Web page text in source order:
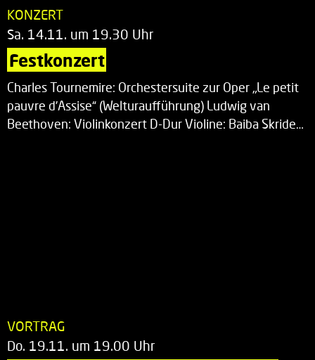
KONZERT
Sa. 14.11. um 19.30 Uhr
Festkonzert
Charles Tournemire: Orchestersuite zur Oper „Le petit
pauvre d’Assise“ (Welturaufführung) Ludwig van
Beethoven: Violinkonzert D-Dur Violine: Baiba Skride…
VORTRAG
Do. 19.11. um 19.00 Uhr